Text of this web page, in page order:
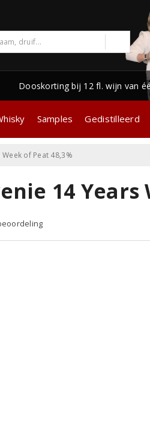
Dooskorting bij 12 fl. wijn van
Samples Gedistilleerd
of Peat 48,3%
14 Years